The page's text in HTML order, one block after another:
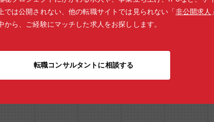
上では公開されない、他の転職サイトでは見られない「非公開求人
から、ご経験にマッチした求人をお探しします。
転職コンサルタントに相談する